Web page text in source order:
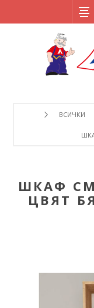
ВСИЧКИ
ШКАФ
ЦВЯТ